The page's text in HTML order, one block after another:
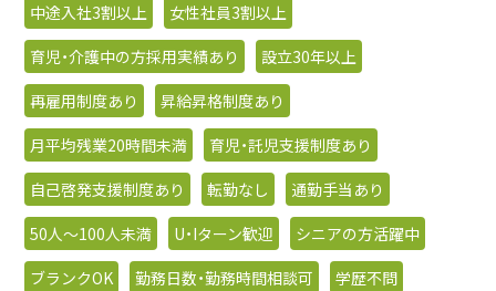
中途入社3割以上
女性社員3割以上
育児・介護中の方採用実績あり
設立30年以上
再雇用制度あり
昇給昇格制度あり
月平均残業20時間未満
育児・託児支援制度あり
自己啓発支援制度あり
転勤なし
通勤手当あり
50人〜100人未満
U・Iターン歓迎
シニアの方活躍中
ブランクOK
勤務日数・勤務時間相談可
学歴不問